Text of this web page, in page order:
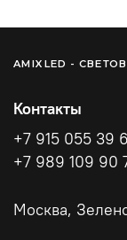
AMIXLED -
Контакты
+7 915 055 39
+7 989 109 90
Москва,